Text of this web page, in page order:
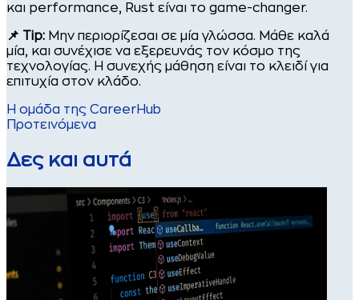
και performance, Rust είναι το game-changer.
📌 Tip: Μην περιορίζεσαι σε μία γλώσσα. Μάθε καλά
μία, και συνέχισε να εξερευνάς τον κόσμο της
τεχνολογίας. Η συνεχής μάθηση είναι το κλειδί για
επιτυχία στον κλάδο.
Η ομάδα της CareerHub
Προτεινόμενα
Δες και αυτά